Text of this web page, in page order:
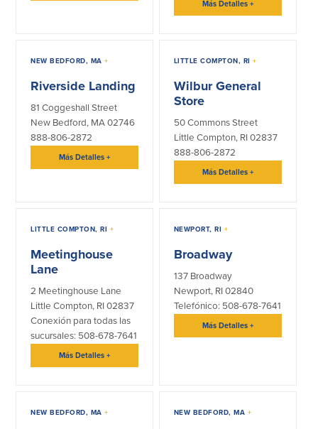
Más Detalles +
NEW BEDFORD, MA+
Riverside Landing
81 Coggeshall Street
New Bedford, MA 02746
888-806-2872
Más Detalles+
LITTLE COMPTON, RI+
Wilbur General
Store
50 Commons Street
Little Compton, RI 02837
888-806-2872
Más Detalles +
LITTLE COMPTON, RI +
Meetinghouse
Lane
2 Meetinghouse Lane
Little Compton, RI 02837
Conexión para todas las
sucursales: 508-678-7641
Más Detalles+
NEWPORT, RI +
Broadway
137 Broadway
Newport, RI 02840
Telefónico: 508-678-7641
Más Detalles +
NEW BEDFORD, MA+ NEW BEDFORD, MA +